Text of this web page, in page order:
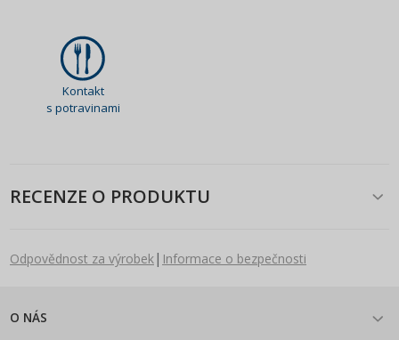
Kontakt
s potravinami
RECENZE O PRODUKTU
Odpovědnost za výrobek| Informace o bezpečnosti
O NÁS